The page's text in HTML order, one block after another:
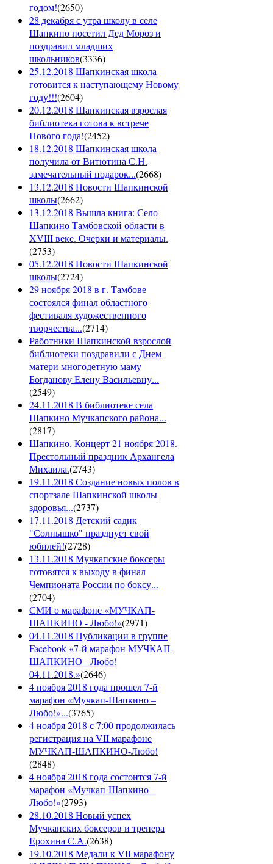
годом!(2650)
28 декабря с утра школу в селе
Шапкино посетил Дед Мороз и
поздравил младших
школьников(3336)
25.12.2018 Шапкинская школа
готовится к наступающему Новому
году!!!(2604)
20.12.2018 Шапкинская взрослая
библиотека готова к встрече
Нового года!(2452)
18.12.2018 Шапкинская школа
получила от Витютина С.Н.
замечательный подарок...(2668)
13.12.2018 Новости Шапкинской
школы(2662)
13.12.2018 Вышла книга: Село
Шапкино Тамбовской области в
XVIII веке. Очерки и материалы.
(2753)
05.12.2018 Новости Шапкинской
школы(2724)
29 ноября 2018 в г. Тамбове
состоялся финал областного
фестиваля художественного
творчества...(2714)
Работники Шапкинской взрослой
библиотеки поздравили с Днем
матери многодетную маму
Богданову Елену Васильевну...
(2549)
24.11.2018 В библиотеке села
Шапкино Мучкапского района...
(2817)
Шапкино. Концерт 21 ноября 2018.
Престольный праздник Архангела
Михаила.(2743)
19.11.2018 Создание новых полов в
спортзале Шапкинской школы
здоровья...(2737)
17.11.2018 Детский садик
"Солнышко" празднует свой
юбилей!(2728)
13.11.2018 Мучкапские боксеры
готовятся к выходу в финал
Чемпионата России по боксу...
(2704)
СМИ о марафоне «МУЧКАП-
ШАПКИНО - Любо!»(2971)
04.11.2018 Публикации в группе
Facebook «7-й марафон МУЧКАП-
ШАПКИНО - Любо!
04.11.2018.»(2646)
4 ноября 2018 года прошел 7-й
марафон «Мучкап-Шапкино –
Любо!»...(3765)
4 ноября 2018 с 7:00 продолжилась
регистрация на VII марафоне
МУЧКАП-ШАПКИНО-Любо!
(2848)
4 ноября 2018 года состоится 7-й
марафон «Мучкап-Шапкино –
Любо!»(2793)
28.10.2018 Новый успех
Мучкапских боксеров и тренера
Ерохина С.А.(2638)
19.10.2018 Медали к VII марафону